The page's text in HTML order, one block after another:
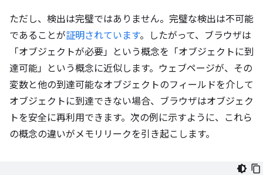
ただし、検出は完璧ではありません。完璧な検出は不可能
であることが証明されています。したがって、ブラウザは
「オブジェクトが必要」という概念を「オブジェクトに到
達可能」という概念に近似します。ウェブページが、その
変数と他の到達可能なオブジェクトのフィールドを介して
オブジェクトに到達できない場合、ブラウザはオブジェク
トを安全に再利用できます。次の例に示すように、これら
の概念の違いがメモリリークを引き起こします。